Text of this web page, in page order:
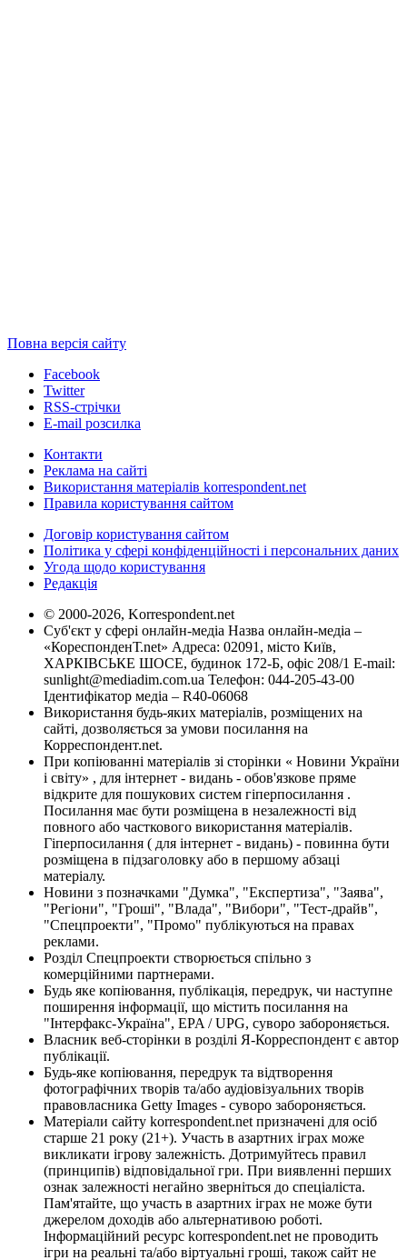
Повна версія сайту
Facebook
Twitter
RSS-стрічки
E-mail розсилка
Контакти
Реклама на сайті
Використання матеріалів korrespondent.net
Правила користування сайтом
Договір користування сайтом
Політика у сфері конфіденційності і персональних даних
Угода щодо користування
Редакція
© 2000-2026, Korrespondent.net
Суб'єкт у сфері онлайн-медіа Назва онлайн-медіа –
«КореспонденТ.net» Адреса: 02091, місто Київ,
ХАРКІВСЬКЕ ШОСЕ, будинок 172-Б, офіс 208/1 E-mail:
sunlight@mediadim.com.ua Телефон: 044-205-43-00
Ідентифікатор медіа – R40-06068
Використання будь-яких матеріалів, розміщених на
сайті, дозволяється за умови посилання на
Корреспондент.net.
При копіюванні матеріалів зі сторінки « Новини України
і світу» , для інтернет - видань - обов'язкове пряме
відкрите для пошукових систем гіперпосилання .
Посилання має бути розміщена в незалежності від
повного або часткового використання матеріалів.
Гіперпосилання ( для інтернет - видань) - повинна бути
розміщена в підзаголовку або в першому абзаці
матеріалу.
Новини з позначками "Думка", "Експертиза", "Заява",
"Регіони", "Гроші", "Влада", "Вибори", "Тест-драйв",
"Спецпроекти", "Промо" публікуються на правах
реклами.
Розділ Спецпроекти створюється спільно з
комерційними партнерами.
Будь яке копіювання, публікація, передрук, чи наступне
поширення інформації, що містить посилання на
"Інтерфакс-Україна", EPA / UPG, суворо забороняється.
Власник веб-сторінки в розділі Я-Корреспондент є автор
публікації.
Будь-яке копіювання, передрук та відтворення
фотографічних творів та/або аудіовізуальних творів
правовласника Getty Images - суворо забороняється.
Матеріали сайту korrespondent.net призначені для осіб
старше 21 року (21+). Участь в азартних іграх може
викликати ігрову залежність. Дотримуйтесь правил
(принципів) відповідальної гри. При виявленні перших
ознак залежності негайно зверніться до спеціаліста.
Пам'ятайте, що участь в азартних іграх не може бути
джерелом доходів або альтернативою роботі.
Інформаційний ресурс korrespondent.net не проводить
ігри на реальні та/або віртуальні гроші, також сайт не